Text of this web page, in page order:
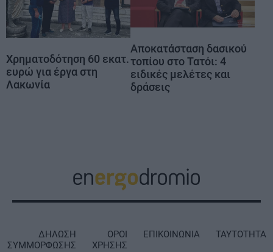
Χρηματοδότηση 60 εκατ.
ευρώ για έργα στη
Λακωνία
Αποκατάσταση δασικού
τοπίου στο Τατόι: 4
ειδικές μελέτες και
δράσεις
ΔΗΛΩΣΗ
ΣΥΜΜΟΡΦΩΣΗΣ
ΟΡΟΙ
ΧΡΗΣΗΣ
ΕΠΙΚΟΙΝΩΝΙΑ ΤΑΥΤΟΤΗΤΑ